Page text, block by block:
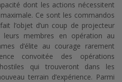
dont les actions nécessitent
Ce sont les commandos
l’objet d’un coup de projecteur
membres en opération au
d’élite au courage rarement
convoitée des opérations
qui trouveront dans les
terrain d’expérience. Parmi